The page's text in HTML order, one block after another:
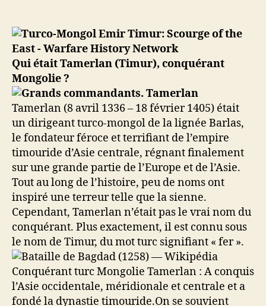
Le
turco-
mongol
détruit
Bagdad,
tuant
20
000
personnes
Qui était Tamerlan (Timur), conquérant
Mongolie ?
Tamerlan (8 avril 1336 – 18 février 1405) était
un dirigeant turco-mongol de la lignée Barlas,
le fondateur féroce et terrifiant de l’empire
timouride d’Asie centrale, régnant finalement
sur une grande partie de l’Europe et de l’Asie.
Tout au long de l’histoire, peu de noms ont
inspiré une terreur telle que la sienne.
Cependant, Tamerlan n’était pas le vrai nom du
conquérant. Plus exactement, il est connu sous
le nom de Timur, du mot turc signifiant « fer ».
Conquérant turc Mongolie Tamerlan : A conquis
l’Asie occidentale, méridionale et centrale et a
fondé la dynastie timouride.On se souvient